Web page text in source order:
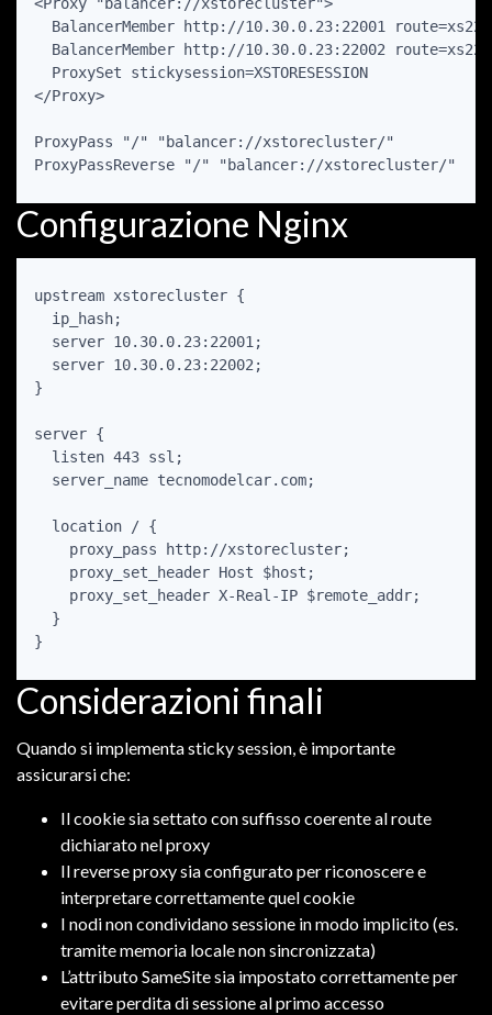
<Proxy "balancer://xstorecluster">
BalancerMember http://10.30.0.23:22001
BalancerMember http://10.30.0.23:22002
  ProxySet stickysession=XSTORESESSION
</Proxy>
ProxyPass "/" "balancer://xstorecluster/"
ProxyPassReverse "/" "balancer://xstorecluster/"
Configurazione Nginx
upstream xstorecluster {
  ip_hash;
  server 10.30.0.23:22001;
  server 10.30.0.23:22002;
}
server {
  listen 443 ssl;
  server_name tecnomodelcar.com;
  location / {
    proxy_pass http://xstorecluster;
    proxy_set_header Host $host;
    proxy_set_header X-Real-IP $remote_addr;
  }
}
Considerazioni finali
Quando si implementa sticky session, è importante
assicurarsi che:
Il cookie sia settato con suffisso coerente al route
dichiarato nel proxy
Il reverse proxy sia configurato per riconoscere e
interpretare correttamente quel cookie
I nodi non condividano sessione in modo implicito (es.
tramite memoria locale non sincronizzata)
L’attributo SameSite sia impostato correttamente per
evitare perdita di sessione al primo accesso